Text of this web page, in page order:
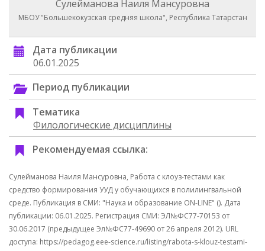
Сулейманова Наиля Мансуровна
МБОУ "Большекокузская средняя школа", Республика Татарстан
Дата публикации
06.01.2025
Период публикации
Тематика
Филологические дисциплины
Рекомендуемая ссылка:
Сулейманова Наиля Мансуровна, Работа с клоуз-тестами как
средство формирования УУД у обучающихся в полилингвальной
среде. Публикация в СМИ: "Наука и образование ON-LINE" (). Дата
публикации: 06.01.2025. Регистрация СМИ: ЭЛ№ФС77-70153 от
30.06.2017 (предыдущее Эл№ФC77-49690 от 26 апреля 2012). URL
доступа: https://pedagog.eee-science.ru/listing/rabota-s-klouz-testami-